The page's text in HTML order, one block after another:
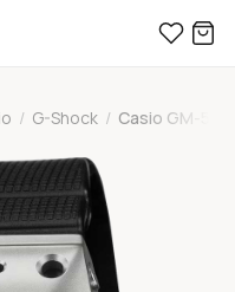
/ G-Shock / Casio GM-